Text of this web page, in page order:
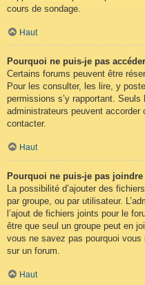
cours de sondage.
Haut
Pourquoi ne puis-je pas
Certains forums peuvent être
Pour les consulter, les lire, y
permissions s’y rapportant.
administrateurs peuvent
contacter.
Haut
Pourquoi ne puis-je pas
La possibilité d’ajouter des
par groupe, ou par utilisateur.
l’ajout de fichiers joints pour le
être que seul un groupe peut en
vous ne savez pas pourquoi
sur un forum.
Haut